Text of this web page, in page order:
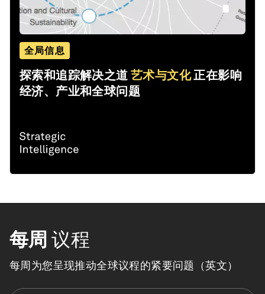
全局信息
探索和追踪解决之道艺术与文化正在影响
经济、产业和全球问题
每周 议程
每周为您呈现推动全球议程的紧要问题（英文）